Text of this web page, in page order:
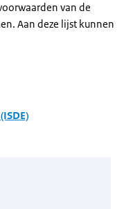
van de
Aan deze lijst kunnen